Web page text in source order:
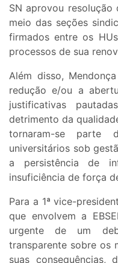
SN aprovou
meio das seções
firmados entre os
processos de sua
Além disso,
redução e/ou a
justificativas
detrimento da
tornaram-se parte
universitários sob
a persistência de
insuficiência de força
Para a 1ª vice-
que envolvem a
urgente de um
transparente sobre os
suas consequências,